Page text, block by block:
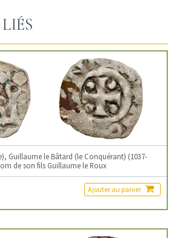
Guillaume le Bâtard (le Conquérant) (1037-
de son fils Guillaume le Roux
Ajouter au panier